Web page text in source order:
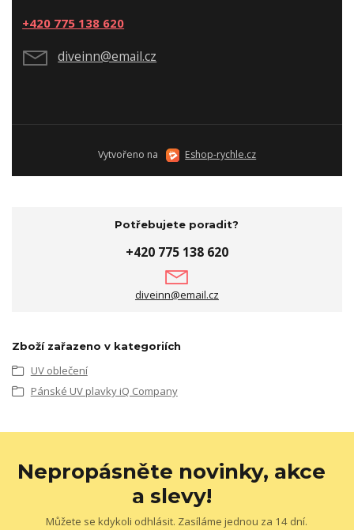
+420 775 138 620
diveinn@email.cz
Vytvořeno na Eshop-rychle.cz
Potřebujete poradit?
+420 775 138 620
diveinn@email.cz
Zboží zařazeno v kategoriích
UV oblečení
Pánské UV plavky iQ Company
Nepropásněte novinky, akce
a slevy!
Můžete se kdykoli odhlásit. Zasíláme jednou za 14 dní.